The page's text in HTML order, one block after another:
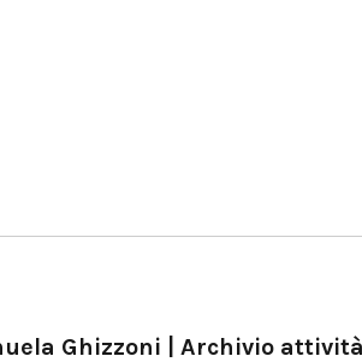
Ghizzoni | Archivio